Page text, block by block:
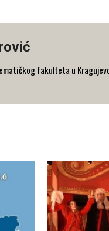
fakulteta u